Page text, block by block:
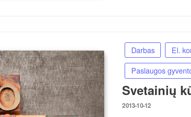
Darbas El.
Paslaugos
Svetainių
Posted
2013-10-12